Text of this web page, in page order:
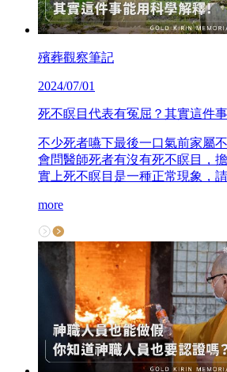
殯葬觀察筆記
2024/07/01
死不瞑目代表有冤屈？其實這件
不少死者嚥下最後一口氣前家屬
會問醫師死者有沒有死不瞑目，
實上死不瞑目是一種正常現象，
more